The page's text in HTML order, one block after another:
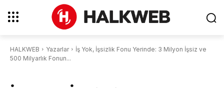
HALKWEB Yazarlar
İş Yok, İşsizlik Fonu Yerinde: 3 Milyon İşsiz ve
500 Milyarlık Fonun...